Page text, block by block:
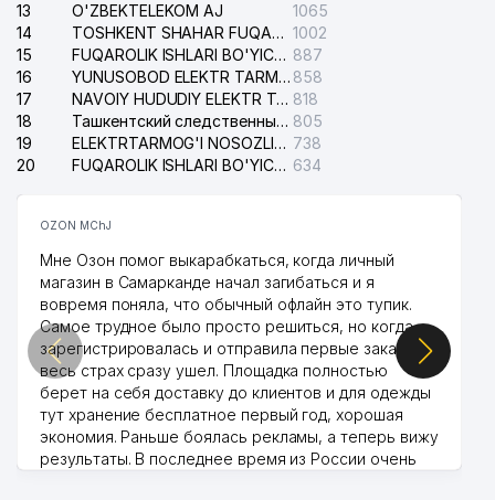
13
O'ZBEKTELEKOM AJ
1065
14
TOSHKENT SHAHAR FUQAROLIK ISHLARI BO'YICHA SUDI 1002
15
FUQAROLIK ISHLARI BO'YICHA YAKKASAROY TUMANLARARO SUDI 887
16
YUNUSOBOD ELEKTR TARMOG'I NOSOZLIKLARI XIZMATI 858
17
NAVOIY HUDUDIY ELEKTR TARMOQLARI KORXONASI AJ 818
18
Ташкентский следственный изолятор 805
19
ELEKTRTARMOG'I NOSOZLIKLARINI TO'ZATISH SERGELI XIZMATI 738
20
FUQAROLIK ISHLARI BO'YICHA UCH-TEPA TUMANI SUDI 634
OZON MChJ
Мне Озон помог выкарабкаться, когда личный
магазин в Самарканде начал загибаться и я
вовремя поняла, что обычный офлайн это тупик.
Самое трудное было просто решиться, но когда
зарегистрировалась и отправила первые заказы,
весь страх сразу ушел. Площадка полностью
берет на себя доставку до клиентов и для одежды
тут хранение бесплатное первый год, хорошая
экономия. Раньше боялась рекламы, а теперь вижу
результаты. В последнее время из России очень